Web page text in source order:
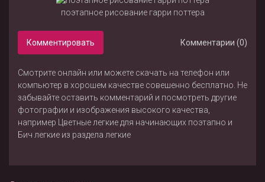
поэтапное рисование гарри поттера
Комментировать Комментарии (0)
Смотрите онлайн или можете скачать на телефон или
компьютер в хорошем качестве совешенно бесплатно. Не
забывайте оставить комментарий и посмотреть другие
фотографии и изображения высокого качества,
например
Цветные легкие для начинающих поэтапно и
Бич легкие из раздела легкие